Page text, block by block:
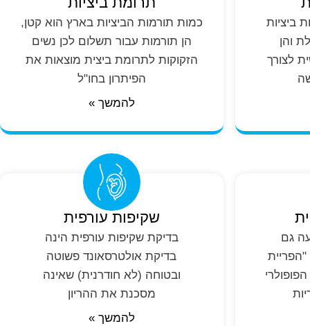
ביציות
והן
לצורך
כמות תורמות הביציות בארץ הוא קטן,
הן תורמות עבור תשלום לכן נשים
הזקוקות לתרומת ביצית מוצאות את
הפיתרון בחו"ל
להמשך »
גם
שקיפות עורפית
בדיקת שקיפות עורפית הינה
בדיקת אולטרסאונד פשוטה
ובטוחה (לא חודרנית) שאינה
מסכנת את ההריון
להמשך »